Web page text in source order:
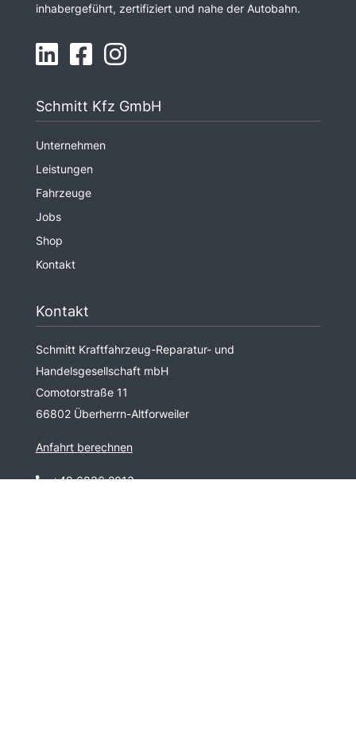
inhabergeführt, zertifiziert und nahe der Autobahn.
Schmitt Kfz GmbH
Unternehmen
Leistungen
Fahrzeuge
Jobs
Shop
Kontakt
Kontakt
Schmitt Kraftfahrzeug-Reparatur- und
Handelsgesellschaft mbH
Comotorstraße 11
66802 Überherrn-Altforweiler
Anfahrt berechnen
+49 6836 2013